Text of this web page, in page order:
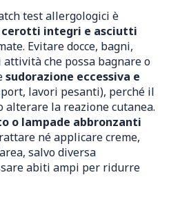
test allergologici è
cerotti integri e asciutti
Evitare docce, bagni,
che possa bagnare o
sudorazione eccessiva e
lavori pesanti), perché il
alterare la reazione cutanea.
o lampade abbronzanti
né applicare creme,
salvo diversa
abiti ampi per ridurre